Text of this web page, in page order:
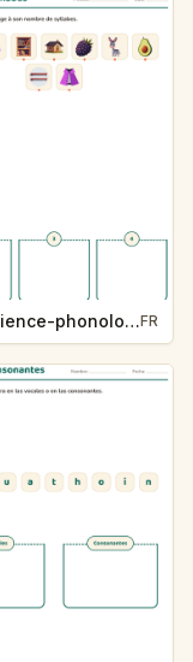
conscience-phonologique-k234-5FR